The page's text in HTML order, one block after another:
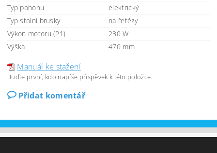
Typ pohonu
elektrický
Typ stolní brusky
na řetězy
Výkon motoru (P1)
230 W
Výška
470 mm
Manuál ke stažení
Buďte první, kdo napíše příspěvek k této položce.
Přidat komentář